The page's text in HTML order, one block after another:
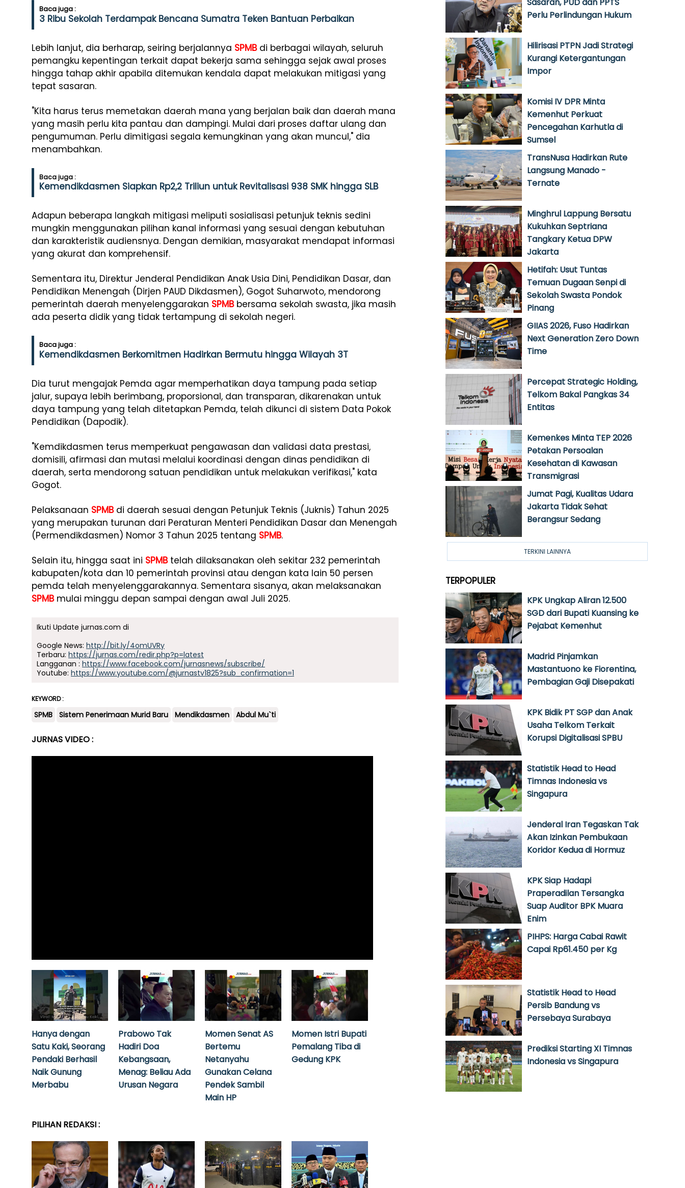
Baca juga :
3 Ribu Sekolah Terdampak Bencana Sumatra Teken Bantuan Perbaikan
Lebih lanjut, dia berharap, seiring berjalannya SPMBdi berbagai wilayah, seluruh
pemangku kepentingan terkait dapat bekerja sama sehingga sejak awal proses
hingga tahap akhir apabila ditemukan kendala dapat melakukan mitigasi yang
tepat sasaran.
"Kita harus terus memetakan daerah mana yang berjalan baik dan daerah mana
yang masih perlu kita pantau dan dampingi. Mulai dari proses daftar ulang dan
pengumuman. Perlu dimitigasi segala kemungkinan yang akan muncul," dia
menambahkan.
Baca juga :
Kemendikdasmen Siapkan Rp2,2 Triliun untuk Revitalisasi 938 SMK hingga SLB
Adapun beberapa langkah mitigasi meliputi sosialisasi petunjuk teknis sedini
mungkin menggunakan pilihan kanal informasi yang sesuai dengan kebutuhan
dan karakteristik audiensnya. Dengan demikian, masyarakat mendapat informasi
yang akurat dan komprehensif.
Sementara itu, Direktur Jenderal Pendidikan Anak Usia Dini, Pendidikan Dasar, dan
Pendidikan Menengah (Dirjen PAUD Dikdasmen), Gogot Suharwoto, mendorong
pemerintah daerah menyelenggarakan SPMBbersama sekolah swasta, jika masih
ada peserta didik yang tidak tertampung di sekolah negeri.
Baca juga :
Kemendikdasmen Berkomitmen Hadirkan Bermutu hingga Wilayah 3T
Dia turut mengajak Pemda agar memperhatikan daya tampung pada setiap
jalur, supaya lebih berimbang, proporsional, dan transparan, dikarenakan untuk
daya tampung yang telah ditetapkan Pemda, telah dikunci di sistem Data Pokok
Pendidikan (Dapodik).
"Kemdikdasmen terus memperkuat pengawasan dan validasi data prestasi,
domisili, afirmasi dan mutasi melalui koordinasi dengan dinas pendidikan di
daerah, serta mendorong satuan pendidikan untuk melakukan verifikasi," kata
Gogot.
Pelaksanaan SPMBdi daerah sesuai dengan Petunjuk Teknis (Juknis) Tahun 2025
yang merupakan turunan dari Peraturan Menteri Pendidikan Dasar dan Menengah
(Permendikdasmen) Nomor 3 Tahun 2025 tentang SPMB.
Selain itu, hingga saat ini SPMBtelah dilaksanakan oleh sekitar 232 pemerintah
kabupaten/kota dan 10 pemerintah provinsi atau dengan kata lain 50 persen
pemda telah menyelenggarakannya. Sementara sisanya, akan melaksanakan
SPMBmulai minggu depan sampai dengan awal Juli 2025.
Ikuti Update jurnas.com di
Google News: http://bit.ly/4omUVRy
Terbaru: https://jurnas.com/redir.php?p=latest
Langganan : https://www.facebook.com/jurnasnews/subscribe/
Youtube: https://www.youtube.com/@jurnastv1825?sub_confirmation=1
KEYWORD :
SPMB Sistem Penerimaan Murid Baru Mendikdasmen Abdul Mu`ti
JURNAS VIDEO :
Hanya dengan
Satu Kaki, Seorang
Pendaki Berhasil
Naik Gunung
Merbabu
Prabowo Tak
Hadiri Doa
Kebangsaan,
Menag: Beliau Ada
Urusan Negara
Momen Senat AS
Bertemu
Netanyahu
Gunakan Celana
Pendek Sambil
Main HP
Momen Istri Bupati
Pemalang Tiba di
Gedung KPK
PILIHAN REDAKSI :
Perlu Perlindungan Hukum
Hilirisasi PTPN Jadi Strategi
Kurangi Ketergantungan
Impor
Komisi IV DPR Minta
Kemenhut Perkuat
Pencegahan Karhutla di
Sumsel
TransNusa Hadirkan Rute
Langsung Manado -
Ternate
Minghrul Lappung Bersatu
Kukuhkan Septriana
Tangkary Ketua DPW
Jakarta
Hetifah: Usut Tuntas
Temuan Dugaan Senpi di
Sekolah Swasta Pondok
Pinang
GIIAS 2026, Fuso Hadirkan
Next Generation Zero Down
Time
Percepat Strategic Holding,
Telkom Bakal Pangkas 34
Entitas
Kemenkes Minta TEP 2026
Petakan Persoalan
Kesehatan di Kawasan
Transmigrasi
Jumat Pagi, Kualitas Udara
Jakarta Tidak Sehat
Berangsur Sedang
TERKINI LAINNYA
TERPOPULER
KPK Ungkap Aliran 12.500
SGD dari Bupati Kuansing ke
Pejabat Kemenhut
Madrid Pinjamkan
Mastantuono ke Fiorentina,
Pembagian Gaji Disepakati
KPK Bidik PT SGP dan Anak
Usaha Telkom Terkait
Korupsi Digitalisasi SPBU
Statistik Head to Head
Timnas Indonesia vs
Singapura
Jenderal Iran Tegaskan Tak
Akan Izinkan Pembukaan
Koridor Kedua di Hormuz
KPK Siap Hadapi
Praperadilan Tersangka
Suap Auditor BPK Muara
Enim
PIHPS: Harga Cabai Rawit
Capai Rp61.450 per Kg
Statistik Head to Head
Persib Bandung vs
Persebaya Surabaya
Prediksi Starting XI Timnas
Indonesia vs Singapura